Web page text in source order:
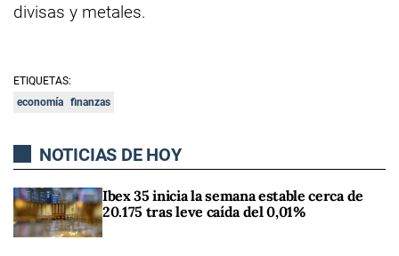
divisas y metales.
ETIQUETAS:
economía finanzas
NOTICIAS DE HOY
Ibex 35 inicia la semana estable cerca de
20.175 tras leve caída del 0,01%